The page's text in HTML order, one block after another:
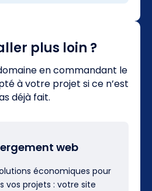
plus loin ?
en commandant le
à votre projet si ce n’est
déjà fait.
web
économiques pour
vos projets : votre site